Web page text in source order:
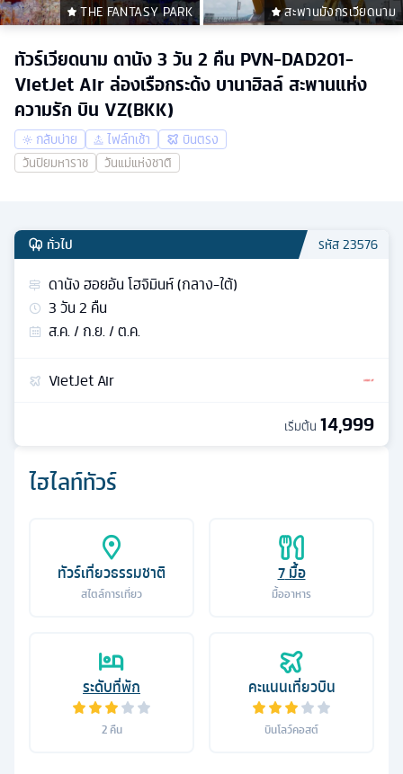
THE FANTASY PARK สะพานมังกรเวียดนาม
ทัวร์เวียดนาม ดานัง 3 วัน 2 คืน PVN-DAD201-
VietJet Air ล่องเรือกระด้ง บานาฮิลล์ สะพานแห่ง
ความรัก บิน VZ(BKK)
กลับบ่าย ไฟล์ทเช้า
บินตรง
วันปิยมหาราช
วันแม่แห่งชาติ
ไฮไลท์ทัวร์
ทัวร์เที่ยวธรรมชาติ
สไตล์การเที่ยว
7มื้อ
มื้ออาหาร
ระดับที่พัก
2คืน
คะแนนเที่ยวบิน
บินโลว์คอสต์
ทั่วไป รหัส23576
ดานัง ฮอยอัน โฮจิมินห์ (กลาง-ใต้)
3วัน2 คืน
ส.ค. / ก.ย. / ต.ค.
VietJet Air
เริ่มต้น 14,999